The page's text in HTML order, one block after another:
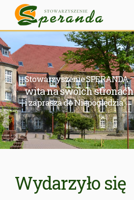
Stowarzyszenie SPERANDA
wita na swoich stronach
i zaprasza do Niepoględzia
Wydarzyło się